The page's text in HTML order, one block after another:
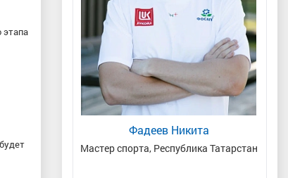
этапа
область
Фадеев Никита
Мастер спорта, Республика Татарстан